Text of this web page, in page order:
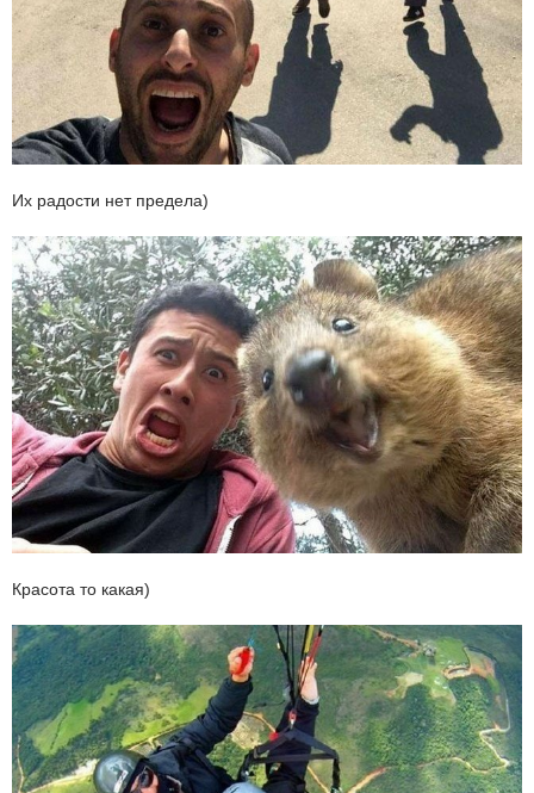
Их радости нет предела)
Красота то какая)